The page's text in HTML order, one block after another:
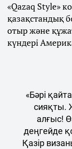
«Qazaq Style»
қазақстандық
отыр және
күндері
«Бәрі
сияқты.
алғыс!
деңгейде
Қазір